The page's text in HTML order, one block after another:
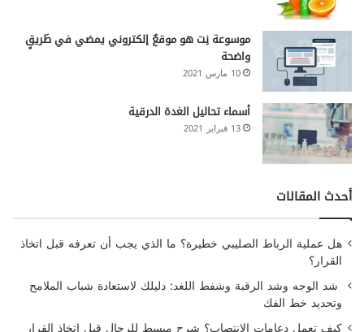
موسوعة نِت هو موقعٌ إلكتروني يمضي في طَريقٍ
واضحة
10 مارس 2021
أسماء تحاليل الغدة الدرقية
13 فبراير 2021
أحدث المقالات
هل عملية الرباط الصليبي خطيرة؟ ما الذي يجب أن تعرفه قبل اتخاذ
القرار؟
شد الوجه وشد الرقبة وشفط اللغد: دليلك لاستعادة شباب الملامح
وتحديد خط الفك